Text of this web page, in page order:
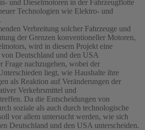
und Dieselmotoren in der Fahrzeugflotte
Technologien wie Elektro- und
Verbreitung solcher Fahrzeuge und
der Grenzen konventioneller Motoren,
wird in diesem Projekt eine
Deutschland und den USA
Frage nachzugehen, wobei der
liegt, wie Haushalte ihre
als Reaktion auf Veränderungen der
Verkehrsmittel und
Da die Entscheidungen von
soziale als auch durch technologische
vor allem untersucht werden, wie sich
Deutschland und den USA unterscheiden.